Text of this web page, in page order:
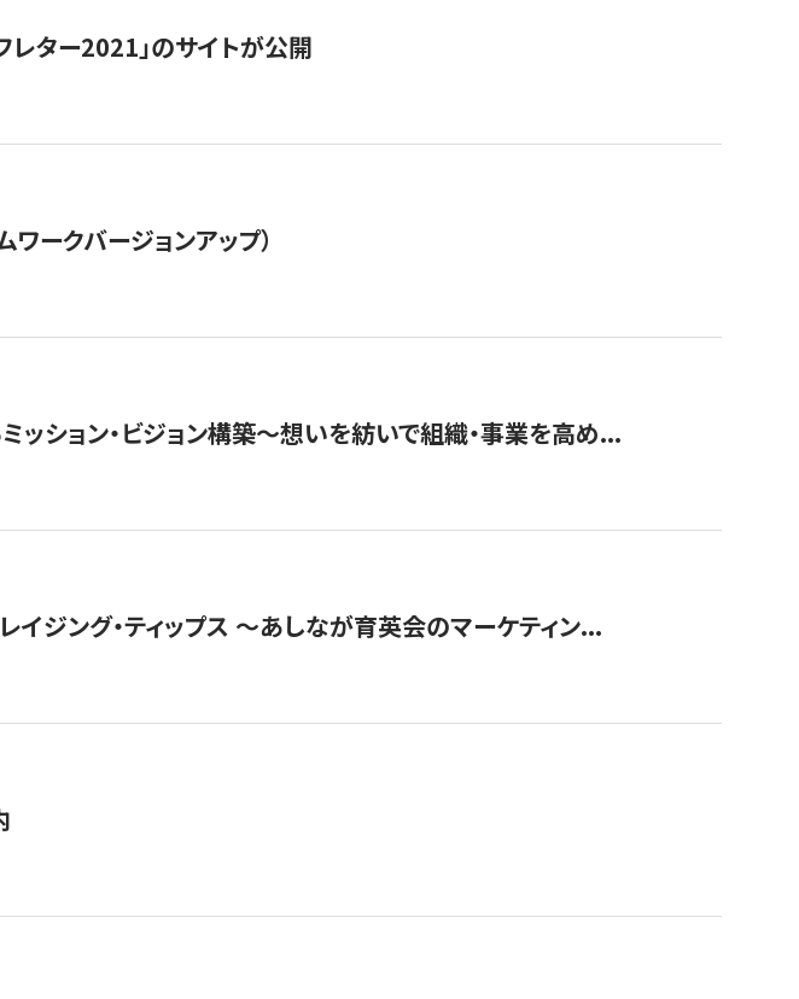
ター2021」のサイトが公開
ークバージョンアップ）
ミッション・ビジョン構築〜想いを紡いで組織・事業を高め...
レイジング・ティップス 〜あしなが育英会のマーケティン...